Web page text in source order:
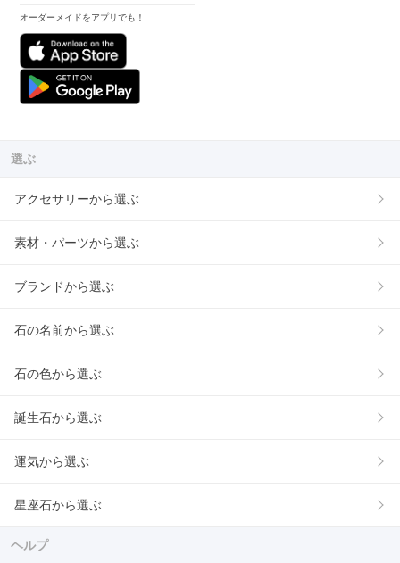
オーダーメイドをアプリでも！
選ぶ
アクセサリーから選ぶ
素材・パーツから選ぶ
ブランドから選ぶ
石の名前から選ぶ
石の色から選ぶ
誕生石から選ぶ
運気から選ぶ
星座石から選ぶ
ヘルプ